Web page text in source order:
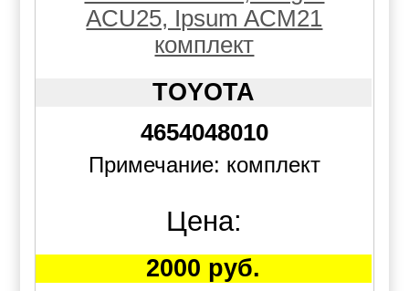
ACU25, Ipsum ACM21
комплект
TOYOTA
4654048010
Примечание: комплект
Цена:
2000 руб.